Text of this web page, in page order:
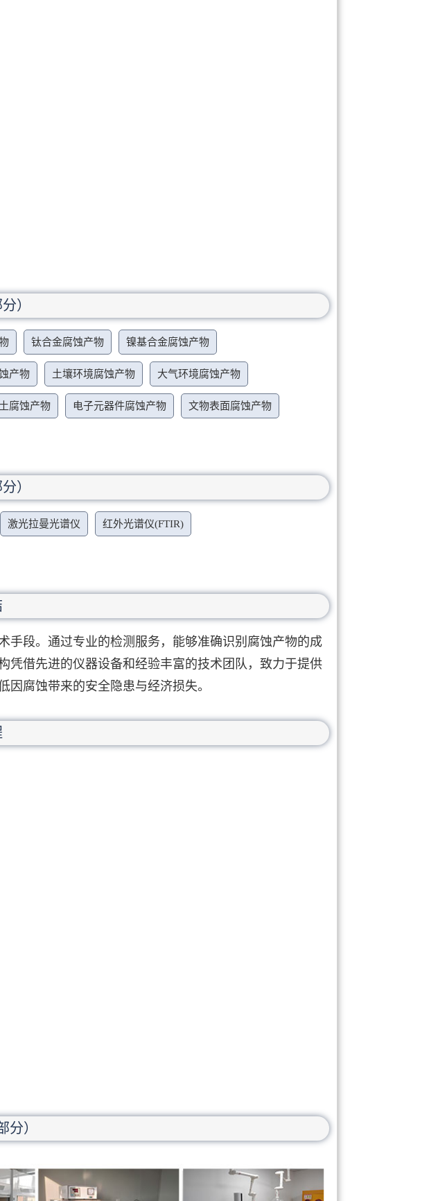
）
钛合金腐蚀产物 镍基合金腐蚀产物
产物 土壤环境腐蚀产物 大气环境腐蚀产物
腐蚀产物 电子元器件腐蚀产物 文物表面腐蚀产物
）
激光拉曼光谱仪 红外光谱仪(FTIR)
手段。通过专业的检测服务，能够准确识别腐蚀产物的成
凭借先进的仪器设备和经验丰富的技术团队，致力于提供
腐蚀带来的安全隐患与经济损失。
分）